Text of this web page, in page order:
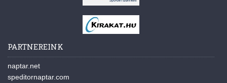
PARTNEREINK
naptar.net
speditornaptar.com